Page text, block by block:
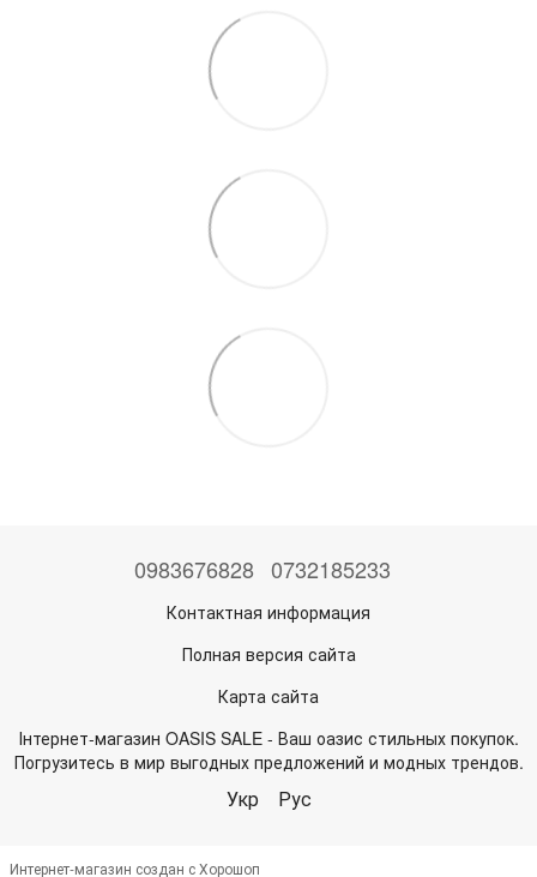
0983676828 0732185233
Контактная информация
Полная версия сайта
Карта сайта
Інтернет-магазин OASIS SALE - Ваш оазис стильных покупок.
Погрузитесь в мир выгодных предложений и модных трендов.
Укр Рус
Интернет-магазин создан с Хорошоп